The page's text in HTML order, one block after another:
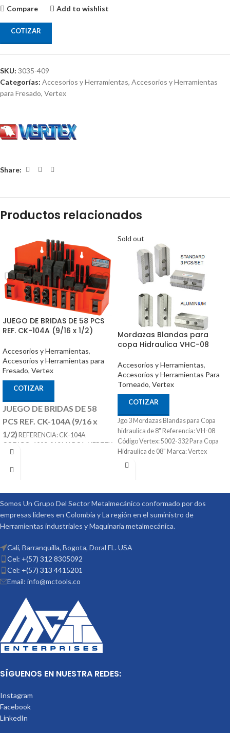
Compare Add to wishlist
COTIZAR
SKU: 3035-409
Categorías: Accesorios y Herramientas, Accesorios y Herramientas
para Fresado, Vertex
Share:
Productos relacionados
JUEGO DE BRIDAS DE 58 PCS
REF. CK-104A (9/16 x 1/2)
Accesorios y Herramientas,
Accesorios y Herramientas para
Fresado, Vertex
COTIZAR
JUEGO DE BRIDAS DE 58
PCS REF. CK-104A (9/16 x
1/2) REFERENCIA: CK-104A
CODIGO: 1003-012 MARCA: VERTEX
SE COMPONES DE 58 PIEZAS T SLOT
DE 9/16 TORNILLO DE 1/2
Sold out
Mordazas Blandas para
copa Hidraulica VHC-08
Accesorios y Herramientas,
Accesorios y Herramientas Para
Torneado, Vertex
COTIZAR
Jgo 3 Mordazas Blandas para Copa
hidraulica de 8" Referencia: VH-08
Código Vertex: 5002-332 Para Copa
Hidraulica de 08" Marca: Vertex
Somos Un Grupo Del Sector Metalmecánico conformado por dos
empresas lideres en Colombia y La región en el suministro de
Herramientas industriales y Maquinaria metalmecánica.
Cali, Barranquilla, Bogota, Doral FL. USA
Cel: +(57) 312 8305092
Cel: +(57) 313 4415201
Email: info@mctools.co
SÍGUENOS EN NUESTRA REDES:
Instagram
Facebook
LinkedIn